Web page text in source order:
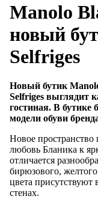
Manolo
новый
Selfriges
Новый бутик
Selfriges выглядит
гостиная. В бутике
модели обуви
Новое
любовь Бланика к
отличается
бирюзового,
цвета
стенах.